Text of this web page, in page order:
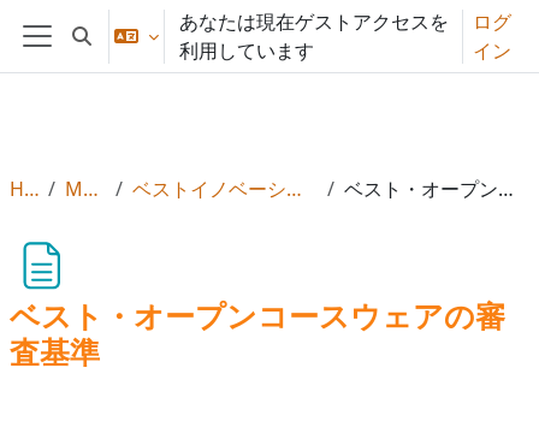
メインコンテンツへスキップする
サイドパネル
検索入力に切り替える
あなたは現在ゲストアクセスを
利用しています
ログ
イン
Home Moot2026 ベストイノベーション賞とコースウェア賞 ベスト・オープンコースウェアの審査基準
ベスト・オープンコースウェアの審
査基準